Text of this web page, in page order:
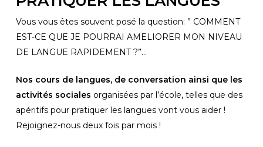
Vous vous êtes souvent posé la question: ” COMMENT
EST-CE QUE JE POURRAI AMELIORER MON NIVEAU
DE LANGUE RAPIDEMENT ?”…
Nos cours de langues, de conversation ainsi que les
activités sociales organisées par l’école, telles que des
apéritifs pour pratiquer les langues vont vous aider !
Rejoignez-nous deux fois par mois !